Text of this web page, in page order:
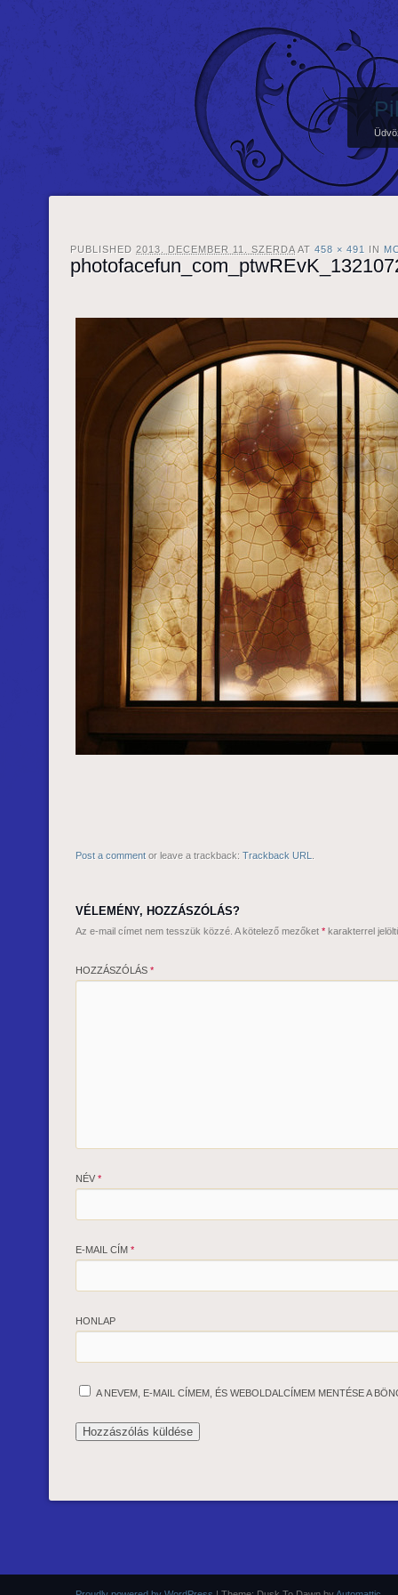
PUBLISHED 2013. DECEMBER 11. SZERDA AT 458 × 491 IN
Post a comment or leave a trackback: Trackback URL
VÉLEMÉNY, HOZZÁSZÓLÁS?
Az e-mail címet nem tesszük közzé. A kötelező mezőket * karakterrel
HOZZÁSZÓLÁS *
NÉV *
E-MAIL CÍM *
HONLAP
A NEVEM, E-MAIL CÍMEM, ÉS WEBOLDALCÍMEM MENTÉSE A